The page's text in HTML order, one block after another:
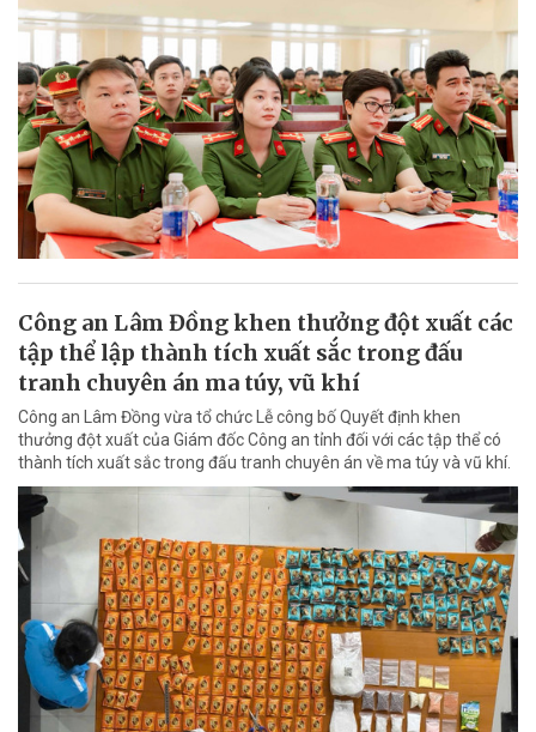
Công an Lâm Đồng khen thưởng đột xuất các
tập thể lập thành tích xuất sắc trong đấu
tranh chuyên án ma túy, vũ khí
Công an Lâm Đồng vừa tổ chức Lễ công bố Quyết định khen
thưởng đột xuất của Giám đốc Công an tỉnh đối với các tập thể có
thành tích xuất sắc trong đấu tranh chuyên án về ma túy và vũ khí.